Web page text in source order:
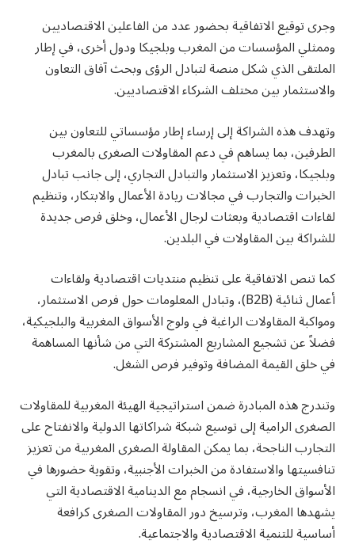
وجرى توقيع الاتفاقية بحضور عدد من الفاعلين الاقتصاديين
وممثلي المؤسسات من المغرب وبلجيكا ودول أخرى، في إطار
الملتقى الذي شكل منصة لتبادل الرؤى وبحث آفاق التعاون
والاستثمار بين مختلف الشركاء الاقتصاديين.
وتهدف هذه الشراكة إلى إرساء إطار مؤسساتي للتعاون بين
الطرفين، بما يساهم في دعم المقاولات الصغرى بالمغرب
وبلجيكا، وتعزيز الاستثمار والتبادل التجاري، إلى جانب تبادل
الخبرات والتجارب في مجالات ريادة الأعمال والابتكار، وتنظيم
لقاءات اقتصادية وبعثات لرجال الأعمال، وخلق فرص جديدة
للشراكة بين المقاولات في البلدين.
كما تنص الاتفاقية على تنظيم منتديات اقتصادية ولقاءات
أعمال ثنائية (B2B)، وتبادل المعلومات حول فرص الاستثمار،
ومواكبة المقاولات الراغبة في ولوج الأسواق المغربية والبلجيكية،
فضلاً عن تشجيع المشاريع المشتركة التي من شأنها المساهمة
في خلق القيمة المضافة وتوفير فرص الشغل.
وتندرج هذه المبادرة ضمن استراتيجية الهيئة المغربية للمقاولات
الصغرى الرامية إلى توسيع شبكة شراكاتها الدولية والانفتاح على
التجارب الناجحة، بما يمكن المقاولة الصغرى المغربية من تعزيز
تنافسيتها والاستفادة من الخبرات الأجنبية، وتقوية حضورها في
الأسواق الخارجية، في انسجام مع الدينامية الاقتصادية التي
يشهدها المغرب، وترسيخ دور المقاولات الصغرى كرافعة
أساسية للتنمية الاقتصادية والاجتماعية.